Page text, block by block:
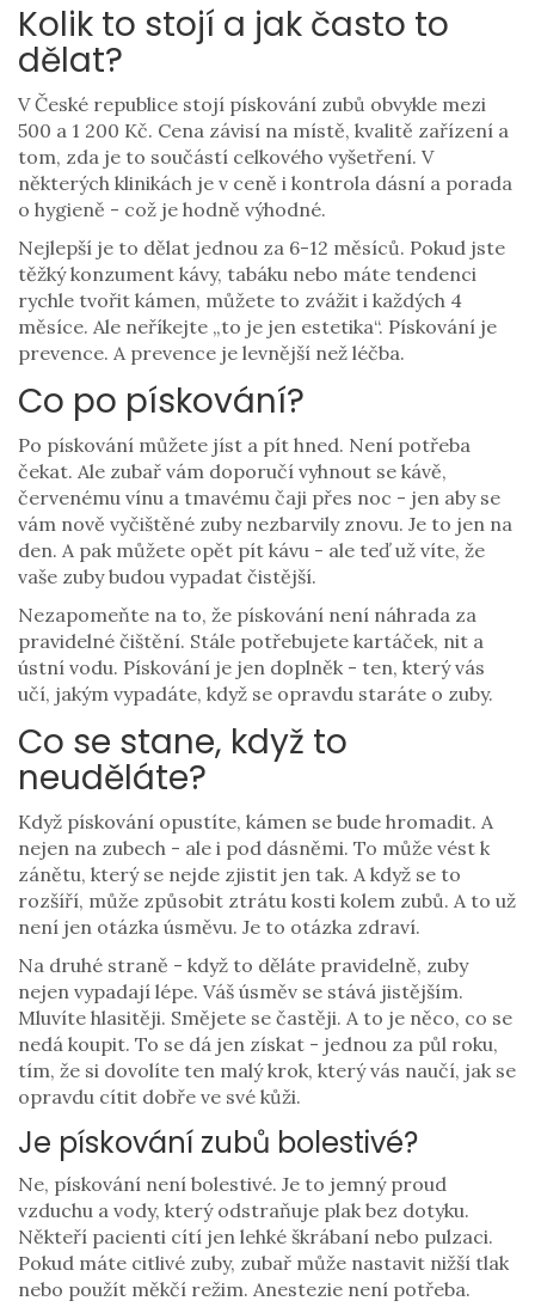
Kolik to stojí a jak často to
dělat?
V České republice stojí pískování zubů obvykle mezi
500 a 1 200 Kč. Cena závisí na místě, kvalitě zařízení a
tom, zda je to součástí celkového vyšetření. V
některých klinikách je v ceně i kontrola dásní a porada
o hygieně - což je hodně výhodné.
Nejlepší je to dělat jednou za 6-12 měsíců. Pokud jste
těžký konzument kávy, tabáku nebo máte tendenci
rychle tvořit kámen, můžete to zvážit i každých 4
měsíce. Ale neříkejte „to je jen estetika“. Pískování je
prevence. A prevence je levnější než léčba.
Co po pískování?
Po pískování můžete jíst a pít hned. Není potřeba
čekat. Ale zubař vám doporučí vyhnout se kávě,
červenému vínu a tmavému čaji přes noc - jen aby se
vám nově vyčištěné zuby nezbarvily znovu. Je to jen na
den. A pak můžete opět pít kávu - ale teď už víte, že
vaše zuby budou vypadat čistější.
Nezapomeňte na to, že pískování není náhrada za
pravidelné čištění. Stále potřebujete kartáček, nit a
ústní vodu. Pískování je jen doplněk - ten, který vás
učí, jakým vypadáte, když se opravdu staráte o zuby.
Co se stane, když to
neuděláte?
Když pískování opustíte, kámen se bude hromadit. A
nejen na zubech - ale i pod dásněmi. To může vést k
zánětu, který se nejde zjistit jen tak. A když se to
rozšíří, může způsobit ztrátu kosti kolem zubů. A to už
není jen otázka úsměvu. Je to otázka zdraví.
Na druhé straně - když to děláte pravidelně, zuby
nejen vypadají lépe. Váš úsměv se stává jistějším.
Mluvíte hlasitěji. Smějete se častěji. A to je něco, co se
nedá koupit. To se dá jen získat - jednou za půl roku,
tím, že si dovolíte ten malý krok, který vás naučí, jak se
opravdu cítit dobře ve své kůži.
Je pískování zubů bolestivé?
Ne, pískování není bolestivé. Je to jemný proud
vzduchu a vody, který odstraňuje plak bez dotyku.
Někteří pacienti cítí jen lehké škrábaní nebo pulzaci.
Pokud máte citlivé zuby, zubař může nastavit nižší tlak
nebo použít měkčí režim. Anestezie není potřeba.